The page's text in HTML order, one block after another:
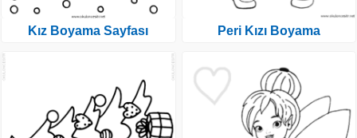
Kız Boyama Sayfası Peri Kızı Boyama